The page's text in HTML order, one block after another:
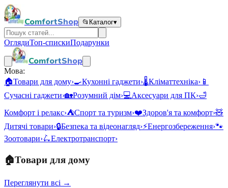
ComfortShop 📂 Каталог▾
ОглядиТоп-спискиПодарунки
ComfortShop
Мова:
🏠Товари для дому›🍳Кухонні гаджети›🌡️Кліматтехніка› 📱
Сучасні гаджети›🏡Розумний дім›💻Аксесуари для ПК›🛁
Комфорт і релакс›⛺Спорт та туризм›❤️Здоров'я та комфорт›🧸
Дитячі товари›🔒Безпека та відеонагляд›⚡Енергозбереження›🐾
Зоотовари›🛴Електротранспорт›
🏠Товари для дому
Переглянути всі →